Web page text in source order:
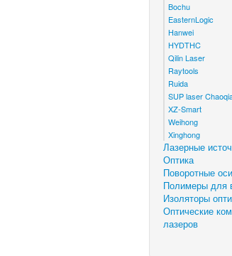
Bochu
EasternLogic
Hanwei
HYDTHC
Qilin Laser
Raytools
Ruida
SUP laser
XZ-Smart
Weihong
Xinghong
Лазерные
Оптика
Поворотные оси
Полимеры для
Изоляторы
Оптические
лазеров